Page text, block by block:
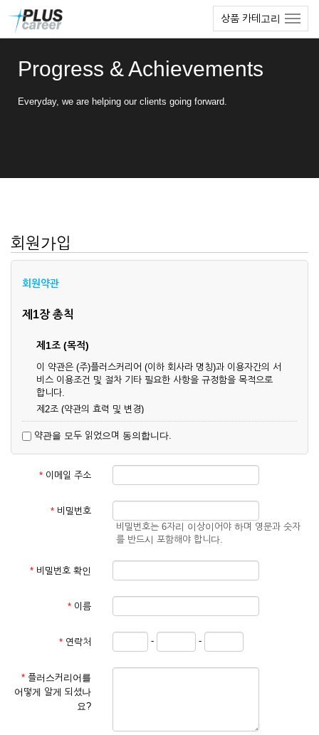
상품 카테고리
Progress & Achievements
Everyday, we are helping our clients going forward.
회원가입
회원약관
제1장 총칙
제1조 (목적)
이 약관은 (주)플러스커리어 (이하 회사라 명칭)과 이용자간의 서
비스 이용조건 및 절차 기타 필요한 사항을 규정함을 목적으로
합니다.
제2조 (약관의 효력 및 변경)
업상 중요 하거나 합리적인 사유가 발생할 경우 온라인 공사를
통하여 변경할 수 있습니다.
② 회원은 변경된 약관에 동의하지 않을 경우 서비스 이용을 중
단하고 이용계약을 해지할 수 있습니다. 약관의 효력 발생일 이
것으로 간주됩니다.
제3조 (약관의 외 준칙)
관계법령의 규정에 따릅니다.
① 서비스 이용계약은 서비스 이용 희망자가 본 약관에 동의한
를 심사, 승낙함으로써 성립하며, 회사는 신청자의 실명 확인 절
차를 밟을 수 있습니다.
② 회원가입시 입력한 ID는 변경할 수 없으며, 회원 1인당 한 개
의 ID가 발급됩니다. 부득이한 경우로 인해 변경하고자 하는 경
약관을 모두 읽었으며 동의합니다.
* 이메일 주소
* 비밀번호
비밀번호는 6자리 이상이어야 하며 영문과 숫자
를 반드시 포함해야 합니다.
* 비밀번호 확인
* 이름
* 연락처 - -
* 플러스커리어를
어떻게 알게 되셨나
요?